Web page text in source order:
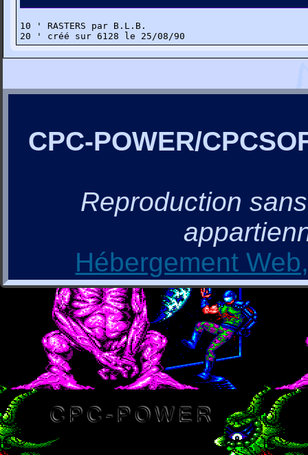
10 ' RASTERS par B.L.B.
20 ' créé sur 6128 le 25/08/90
CPC-POWER/
Reproduction
Hébergement